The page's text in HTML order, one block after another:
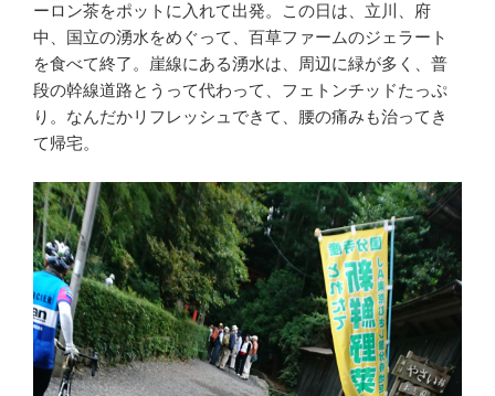
ーロン茶をポットに入れて出発。この日は、立川、府
中、国立の湧水をめぐって、百草ファームのジェラート
を食べて終了。崖線にある湧水は、周辺に緑が多く、普
段の幹線道路とうって代わって、フェトンチッドたっぷ
り。なんだかリフレッシュできて、腰の痛みも治ってき
て帰宅。